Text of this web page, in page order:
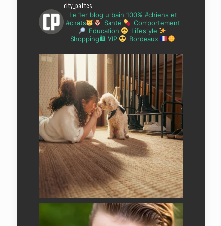
city_pattes
Le 1er blog urbain 100% #chiens et
#chats
Santé
Comportement
Education
Lifestyle
Shopping🛍 VIP
Bordeaux